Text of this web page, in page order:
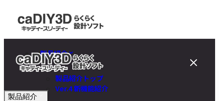
製品紹介
製品紹介トップ
Ver.4 新機能紹介
製品紹介